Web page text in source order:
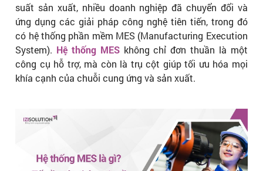
suất sản xuất, nhiều doanh nghiệp đã chuyển đổi và
ứng dụng các giải pháp công nghệ tiên tiến, trong đó
có hệ thống phần mềm MES (Manufacturing Execution
System). Hệ thống MESkhông chỉ đơn thuần là một
công cụ hỗ trợ, mà còn là trụ cột giúp tối ưu hóa mọi
khía cạnh của chuỗi cung ứng và sản xuất.